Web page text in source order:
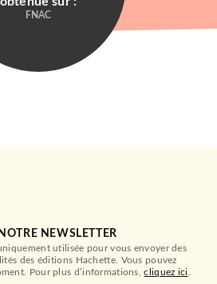
FNAC
NEWSLETTER
utilisée pour vous envoyer des
des éditions Hachette. Vous pouvez
Pour plus d’informations,cliquez ici